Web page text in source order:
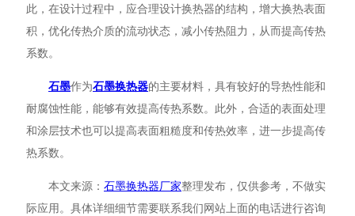
此，在设计过程中，应合理设计换热器的结构，增大换热表面
积，优化传热介质的流动状态，减小传热阻力，从而提高传热
系数。
石墨作为石墨换热器的主要材料，具有较好的导热性能和
耐腐蚀性能，能够有效提高传热系数。此外，合适的表面处理
和涂层技术也可以提高表面粗糙度和传热效率，进一步提高传
热系数。
本文来源： 石墨换热器厂家整理发布，仅供参考，不做实
际应用。具体详细细节需要联系我们网站上面的电话进行咨询